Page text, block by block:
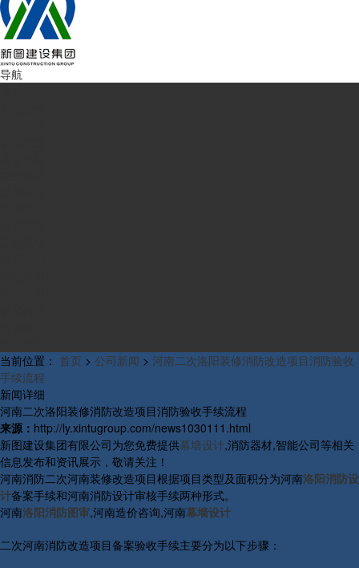
导航
当前位置： 首页 > 公司新闻 > 河南二次洛阳装修消防改造项目消防验收
手续流程
新闻详细
河南二次洛阳装修消防改造项目消防验收手续流程
来源： http://ly.xintugroup.com/news1030111.html
新图建设集团有限公司为您免费提供幕墙设计,消防器材,智能公司等相关
信息发布和资讯展示，敬请关注！
河南消防二次河南装修改造项目根据项目类型及面积分为河南洛阳消防设
计备案手续和河南消防设计审核手续两种形式。
河南洛阳消防图审,河南造价咨询,河南幕墙设计
二次河南消防改造项目备案验收手续主要分为以下步骤：